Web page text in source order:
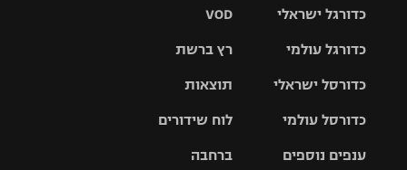
VOD
רץ ברשת
תוצאות
לוח שידורים
ברחבה
כדורגל ישראלי
גביע הטוטו
כדורגל עולמי
האלופות
ליגה
כדורסל ישראלי
סל
כדורסל עולמי
ענפים נוספים